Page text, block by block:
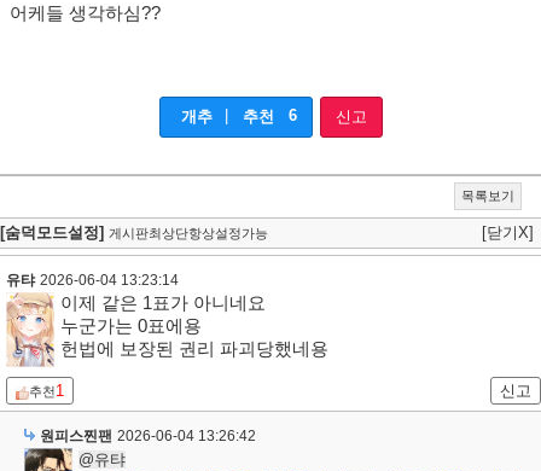
어케들 생각하심??
개추 추천 6 신고
목록보기
[숨덕모드설정] 게시판최상단항상설정가능 [닫기X]
유탸 2026-06-04 13:23:14
이제 같은 1표가 아니네요
누군가는 0표에용
헌법에 보장된 권리 파괴당했네용
추천1 신고
원피스찐팬 2026-06-04 13:26:42
@유탸